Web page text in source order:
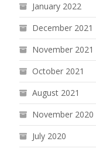
January 2022
December 2021
November 2021
October 2021
August 2021
November 2020
July 2020